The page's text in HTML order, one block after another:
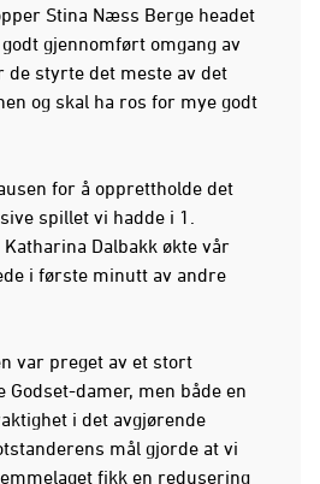
Stina Næss Berge headet
gjennomført omgang av
de styrte det meste av det
og skal ha ros for mye godt
for å opprettholde det
spillet vi hadde i 1.
Dalbakk økte vår
i første minutt av andre
var preget av et stort
Godset-damer, men både en
i det avgjørende
mål gjorde at vi
fikk en redusering